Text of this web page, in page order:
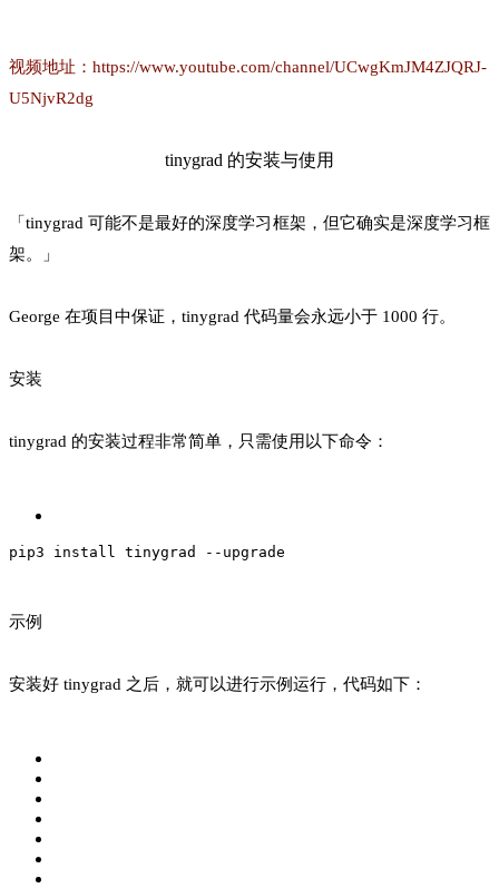
视频地址：https://www.youtube.com/channel/UCwgKmJM4ZJQRJ-
U5NjvR2dg
tinygrad 的安装与使用
「tinygrad 可能不是最好的深度学习框架，但它确实是深度学习框
架。」
George 在项目中保证，tinygrad 代码量会永远小于 1000 行。
安装
tinygrad 的安装过程非常简单，只需使用以下命令：
pip3 install tinygrad --upgrade
示例
安装好 tinygrad 之后，就可以进行示例运行，代码如下：